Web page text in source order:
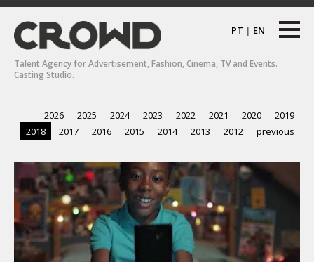
PT | EN
Talent Agency for Advertisement, Fashion, Cinema, TV and Events.
Casting Studio.
2026 2025 2024 2023 2022 2021 2020
2019
2018
2017 2016 2015 2014 2013 2012 previous